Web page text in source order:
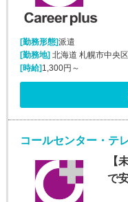
[勤務形態]派遣
[勤務地] 北海道 札幌市中央区
[時給] 1,300円～
【
で